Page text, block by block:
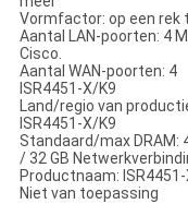
Vormfactor: op een rek
Aantal LAN-poorten: 4
Cisco.
Aantal WAN-poorten: 4
ISR4451-X/K9
Land/regio van
ISR4451-X/K9
Standaard/max DRAM:
/ 32 GB
Productnaam: ISR4451-
Niet van toepassing